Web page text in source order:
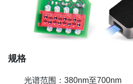
规格
光谱范围：380nm至700nm